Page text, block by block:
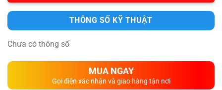
THÔNG SỐ KỸ THUẬT
Chưa có thông số
MUA NGAY
Gọi điện xác nhận và giao hàng tận nơi